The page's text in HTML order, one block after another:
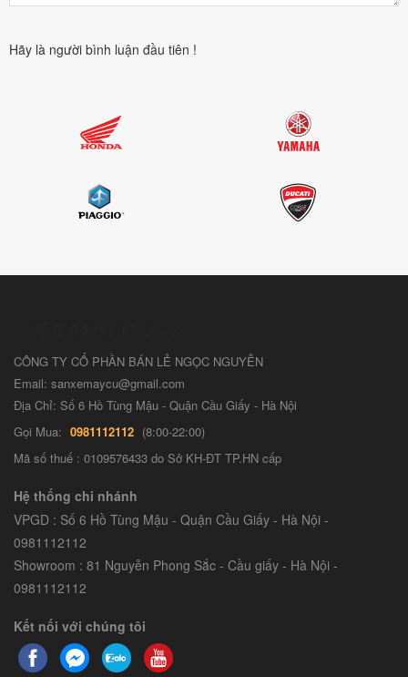
Hãy là người bình luận đầu tiên !
CÔNG TY CỔ PHẦN BÁN LẺ NGỌC NGUYỄN
Email: sanxemaycu@gmail.com
Địa Chỉ: Số 6 Hồ Tùng Mậu - Quận Cầu Giấy - Hà Nội
Gọi Mua: 0981112112 (8:00-22:00)
Mã số thuế : 0109576433 do Sở KH-ĐT TP.HN cấp
Hệ thống chi nhánh
VPGD : Số 6 Hồ Tùng Mậu - Quận Cầu Giấy - Hà Nội -
0981112112
Showroom : 81 Nguyễn Phong Sắc - Cầu giấy - Hà Nội -
0981112112
Kết nối với chúng tôi